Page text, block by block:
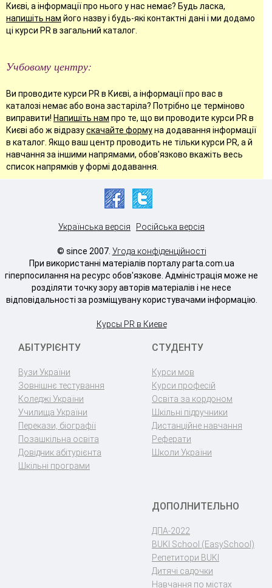
Києві, а інформації про нього у нас немає? Будь ласка,
напишіть нам його назву і будь-які контактні дані і ми додамо
ці курси PR в загальний каталог.
Учбовому центру:
Ви проводите курси PR в Києві, а інформації про вас в
каталозі немає або вона застаріла? Потрібно це терміново
виправити! Напишіть нам про те, що ви проводите курси PR в
Києві або ж відразускачайте формуна додавання інформації
в каталог. Якщо ваш центр проводить не тільки курси PR, а й
навчання за іншими напрямами, обов'язково вкажіть весь
список напрямків у формі додавання.
Українська версія Російська версія
© since 2007. Угода конфіденційності
При використанні матеріалів порталу parta.com.ua
гіперпосилання на ресурс обов'язкове. Адміністрація може не
розділяти точку зору авторів матеріалів і не несе
відповідальності за розміщувану користувачами інформацію.
Курсы PR в Киеве
АБІТУРІЄНТУ
Вузи України
Зовнішнє тестування
Коледжі України
Училища України
Перекази, біографії
Позашкільна освіта
Довідник абітурієнта
Шкільні програми
СТУДЕНТУ
Курси мов
Курси професій
Освіта за кордоном
Шкільні підручники
Дистанційне навчання
Реферати
Школи України
ДОПОЛНИТЕЛЬНО
ДПА-2022
BUKI School (EasySchool)
Репетитори BUKI
Дитячі садочки
Навчання по містах